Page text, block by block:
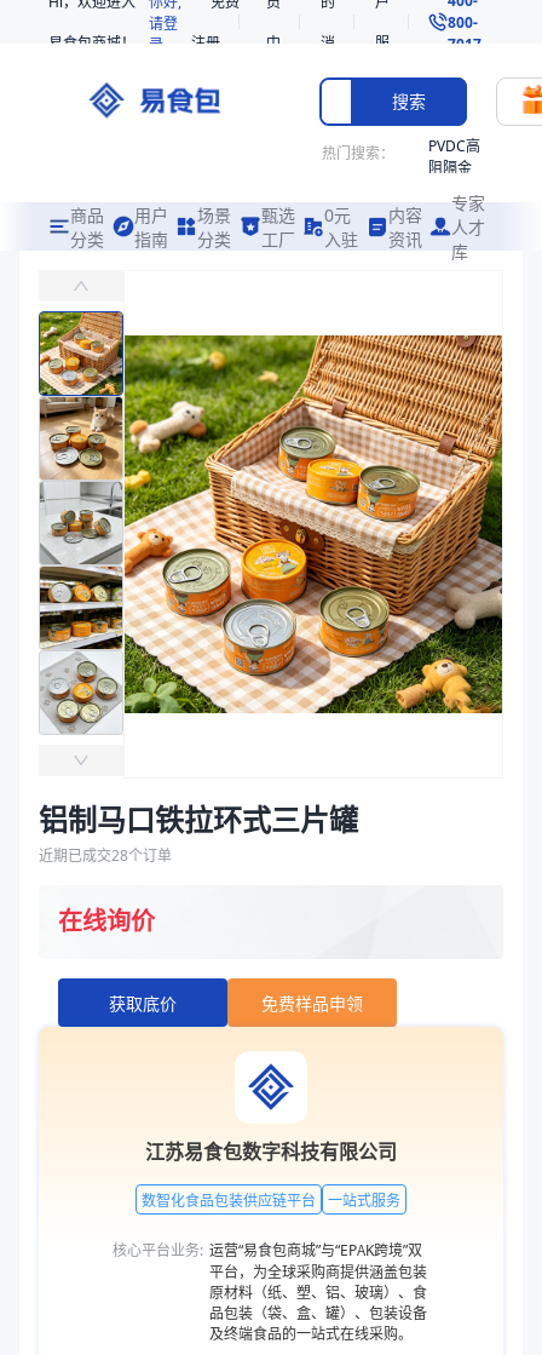
易食包商城！
请登
录
注册
中
消
息
服
务
800-
7017
搜索
热门搜索：
PVDC高
阻隔金
共挤热
收缩袋
共挤热
收缩袋
221360
烤箱袋
221330
SE53
热收缩
袋
拉伸膜
商品
分类
用户
指南
场景
分类
甄选
工厂
0元
入驻
内容
资讯
专家
人才
库
易食包（EPAK）专注于铝制马口铁拉环式三片罐包装，提供详尽的规
价格：在线询价
商品参数
商品分类
马口铁罐
产品特性
支持定制
产品特性
支持定制
商品图片
铝制马口铁拉环式三片罐
近期已成交28个订单
在线询价
获取底价 免费样品申领
江苏易食包数字科技有限公司
数智化食品包装供应链平台 一站式服务
核心平台业务: 运营“易食包商城”与“EPAK跨境”双
平台，为全球采购商提供涵盖包装
原材料（纸、塑、铝、玻璃）、食
品包装（袋、盒、罐）、包装设备
及终端食品的一站式在线采购。